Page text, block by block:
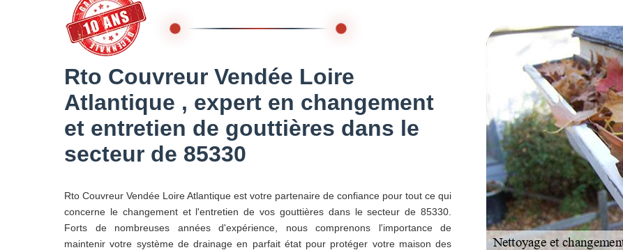
Rto Couvreur Vendée Loire
Atlantique , expert en changement
et entretien de gouttières dans le
secteur de 85330
Rto Couvreur Vendée Loire Atlantique est votre partenaire de confiance pour tout ce qui
concerne le changement et l'entretien de vos gouttières dans le secteur de 85330.
Forts de nombreuses années d'expérience, nous comprenons l'importance de
maintenir votre système de drainage en parfait état pour protéger votre maison des